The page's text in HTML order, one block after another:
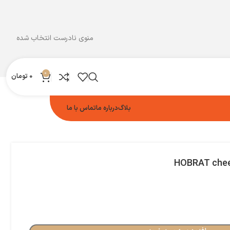
منوی نادرست انتخاب شده
0
0 تومان
بلاگدرباره ماتماس با ما
HOBRAT